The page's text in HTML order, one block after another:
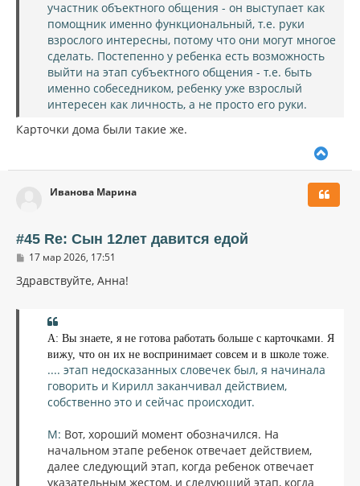
участник объектного общения - он выступает как
помощник именно функциональный, т.е. руки
взрослого интересны, потому что они могут многое
сделать. Постепенно у ребенка есть возможность
выйти на этап субъектного общения - т.е. быть
именно собеседником, ребенку уже взрослый
интересен как личность, а не просто его руки.
Карточки дома были такие же.
у
л
Иванова Марина
#45 Re: Сын 12лет давится едой
С
о
б
17 мар 2026, 17:51
Здравствуйте, Анна!
А: Вы знаете, я не готова работать больше с карточками. Я
вижу, что он их не воспринимает совсем и в школе тоже.
.... этап недосказанных словечек был, я начинала
говорить и Кирилл заканчивал действием,
собственно это и сейчас происходит.
М: Вот, хороший момент обозначился. На
начальном этапе ребенок отвечает действием,
далее следующий этап, когда ребенок отвечает
указательным жестом, и следующий этап, когда